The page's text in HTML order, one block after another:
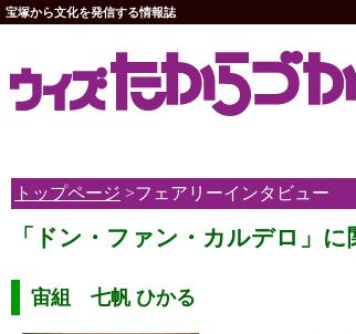
宝塚から文化を発信する情報誌
トップページ >フェアリーインタビュー
「ドン・ファン・カルデロ」
宙組 七帆 ひかる